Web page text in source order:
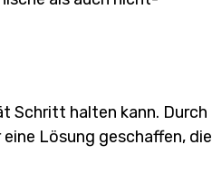
Schritt halten kann. Durch
Lösung geschaffen, die